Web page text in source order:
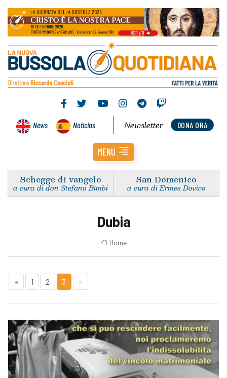
News Noticias DONA ORA
Newsletter
MENU
Schegge di vangelo
a cura di don Stefano Bimbi
San Domenico
a cura di Ermes Dovico
Dubia
Home
« 1 2 3 »